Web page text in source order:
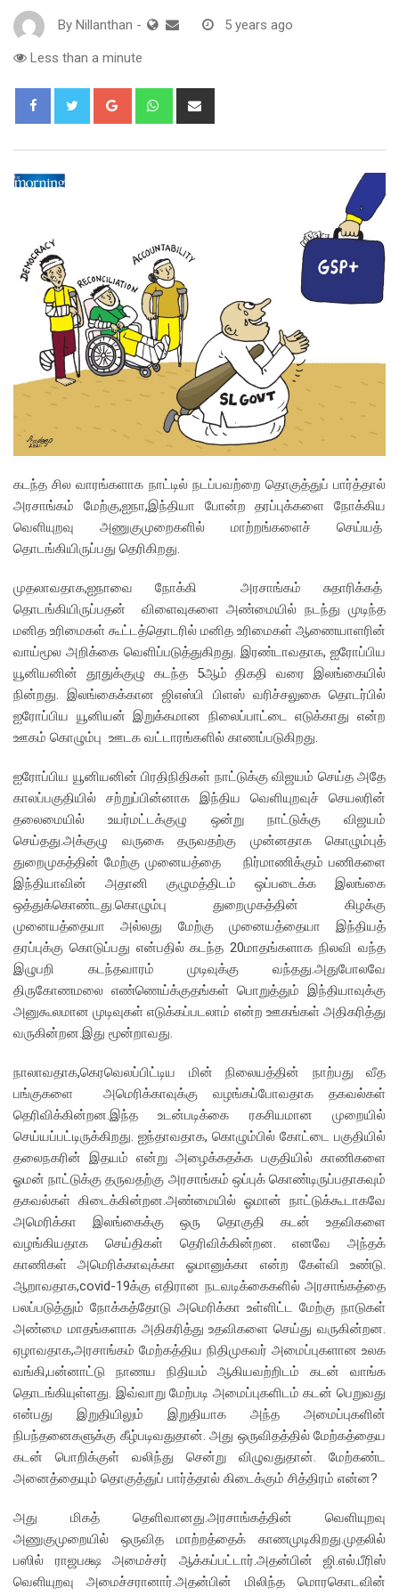
By Nillanthan - 5 years ago
Less than a minute
Google+ Whatsapp
கடந்த சில வாரங்களாக நாட்டில் நடப்பவற்றை தொகுத்துப் பார்த்தால்
அரசாங்கம் மேற்கு,ஐநா,இந்தியா போன்ற தரப்புக்களை நோக்கிய
வெளியுறவு அணுகுமுறைகளில் மாற்றங்களைச் செய்யத்
தொடங்கியிருப்பது தெரிகிறது.
முதலாவதாக,ஐநாவை நோக்கி அரசாங்கம் சுதாரிக்கத்
தொடங்கியிருப்பதன் விளைவுகளை அண்மையில் நடந்து முடிந்த
மனித உரிமைகள் கூட்டத்தொடரில் மனித உரிமைகள் ஆணையாளரின்
வாய்மூல அறிக்கை வெளிப்படுத்துகிறது. இரண்டாவதாக, ஐரோப்பிய
யூனியனின் தூதுக்குழு கடந்த 5ஆம் திகதி வரை இலங்கையில்
நின்றது. இலங்கைக்கான ஜிஎஸ்பி பிளஸ் வரிச்சலுகை தொடர்பில்
ஐரோப்பிய யூனியன் இறுக்கமான நிலைப்பாட்டை எடுக்காது என்ற
ஊகம் கொழும்பு ஊடக வட்டாரங்களில் காணப்படுகிறது.
ஐரோப்பிய யூனியனின் பிரதிநிதிகள் நாட்டுக்கு விஜயம் செய்த அதே
காலப்பகுதியில் சற்றுப்பின்னாக இந்திய வெளியுறவுச் செயலரின்
தலைமையில் உயர்மட்டக்குழு ஒன்று நாட்டுக்கு விஜயம்
செய்தது.அக்குழு வருகை தருவதற்கு முன்னதாக கொழும்புத்
துறைமுகத்தின் மேற்கு முனையத்தை நிர்மாணிக்கும் பணிகளை
இந்தியாவின் அதானி குழுமத்திடம் ஒப்படைக்க இலங்கை
ஒத்துக்கொண்டது.கொழும்பு துறைமுகத்தின் கிழக்கு
முனையத்தையா அல்லது மேற்கு முனையத்தையா இந்தியத்
தரப்புக்கு கொடுப்பது என்பதில் கடந்த 20மாதங்களாக நிலவி வந்த
இழுபறி கடந்தவாரம் முடிவுக்கு வந்தது.அதுபோலவே
திருகோணமலை எண்ணெய்க்குதங்கள் பொறுத்தும் இந்தியாவுக்கு
அனுகூலமான முடிவுகள் எடுக்கப்படலாம் என்ற ஊகங்கள் அதிகரித்து
வருகின்றன.இது மூன்றாவது.
நாலாவதாக,கெரவெலப்பிட்டிய மின் நிலையத்தின் நாற்பது வீத
பங்குகளை அமெரிக்காவுக்கு வழங்கப்போவதாக தகவல்கள்
தெரிவிக்கின்றன.இந்த உடன்படிக்கை ரகசியமான முறையில்
செய்யப்பட்டிருக்கிறது. ஐந்தாவதாக, கொழும்பில் கோட்டை பகுதியில்
தலைநகரின் இதயம் என்று அழைக்கதக்க பகுதியில் காணிகளை
ஓமன் நாட்டுக்கு தருவதற்கு அரசாங்கம் ஒப்புக் கொண்டிருப்பதாகவும்
தகவல்கள் கிடைக்கின்றன.அண்மையில் ஓமான் நாட்டுக்கூடாகவே
அமெரிக்கா இலங்கைக்கு ஒரு தொகுதி கடன் உதவிகளை
வழங்கியதாக செய்திகள் தெரிவிக்கின்றன. எனவே அந்தக்
காணிகள் அமெரிக்காவுக்கா ஓமானுக்கா என்ற கேள்வி உண்டு.
ஆறாவதாக,covid-19க்கு எதிரான நடவடிக்கைகளில் அரசாங்கத்தை
பலப்படுத்தும் நோக்கத்தோடு அமெரிக்கா உள்ளிட்ட மேற்கு நாடுகள்
அண்மை மாதங்களாக அதிகரித்து உதவிகளை செய்து வருகின்றன.
ஏழாவதாக,அரசாங்கம் மேற்கத்திய நிதிமுகவர் அமைப்புகளான உலக
வங்கி,பன்னாட்டு நாணய நிதியம் ஆகியவற்றிடம் கடன் வாங்க
தொடங்கியுள்ளது. இவ்வாறு மேற்படி அமைப்புகளிடம் கடன் பெறுவது
என்பது இறுதியிலும் இறுதியாக அந்த அமைப்புகளின்
நிபந்தனைகளுக்கு கீழ்படிவதுதான். அது ஒருவிதத்தில் மேற்கத்தைய
கடன் பொறிக்குள் வலிந்து சென்று விழுவதுதான். மேற்கண்ட
அனைத்தையும் தொகுத்துப் பார்த்தால் கிடைக்கும் சித்திரம் என்ன?
அது மிகத் தெளிவானது.அரசாங்கத்தின் வெளியுறவு
அணுகுமுறையில் ஒருவித மாற்றத்தைக் காணமுடிகிறது.முதலில்
பஸில் ராஜபக்ஷ அமைச்சர் ஆக்கப்பட்டார்.அதன்பின் ஜி.எல்.பீரிஸ்
வெளியுறவு அமைச்சரானார்.அதன்பின் மிலிந்த மொரகொடவின்